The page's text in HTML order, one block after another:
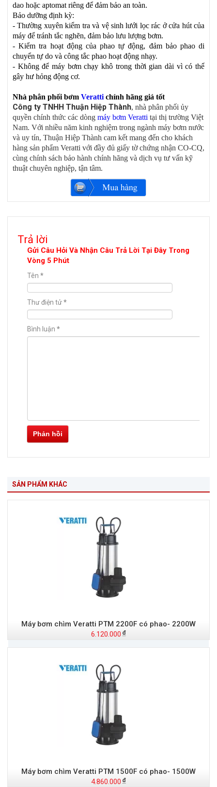
dao hoặc aptomat riêng để đảm bảo an toàn.
Bảo dưỡng định kỳ:
- Thường xuyên kiểm tra và vệ sinh lưới lọc rác ở cửa hút của
máy để tránh tắc nghẽn, đảm bảo lưu lượng bơm.
- Kiểm tra hoạt động của phao tự động, đảm bảo phao di
chuyển tự do và công tắc phao hoạt động nhạy.
- Không để máy bơm chạy khô trong thời gian dài vì có thể
gây hư hỏng động cơ.
Nhà phân phối bơm Veratti chính hãng giá tốt
Công ty TNHH Thuận Hiệp Thành, nhà phân phối ủy
quyền chính thức các dòng máy bơm Veratti tại thị trường Việt
Nam. Với nhiều năm kinh nghiệm trong ngành máy bơm nước
và uy tín, Thuận Hiệp Thành cam kết mang đến cho khách
hàng sản phẩm Veratti với đầy đủ giấy tờ chứng nhận CO-CQ,
cùng chính sách bảo hành chính hãng và dịch vụ tư vấn kỹ
thuật chuyên nghiệp, tận tâm.
Trả lời
Gửi Câu Hỏi Và Nhận Câu Trả Lời Tại Đây Trong
Vòng 5 Phút
Tên *
Thư điện tử*
Bình luận *
Phản hồi
SẢN PHẨM KHÁC
Máy bơm chìm Veratti PTM 2200F có phao- 2200W
6.120.000
Máy bơm chìm Veratti PTM 1500F có phao- 1500W
4.860.000